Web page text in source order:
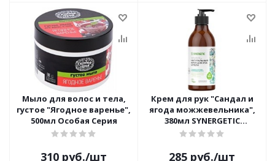
Мыло для волос и тела,
густое "Ягодное варенье",
500мл Особая Серия
310 руб./шт
Крем для рук "Сандал и
ягода можжевельника",
380мл SYNERGETIC
натуральный
285 руб./шт